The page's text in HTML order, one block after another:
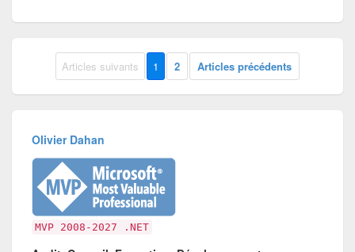
Articles suivants 1 2 Articles précédents
Olivier Dahan
MVP 2008-2027 .NET